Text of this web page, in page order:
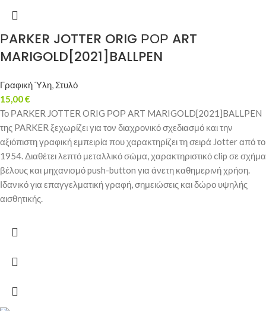
ΡARKER JOTTER ORIG ΡΟΡ ART
MARIGOLD[2021]BALLPEN
Γραφική Ύλη, Στυλό
15,00€
Το ΡARKER JOTTER ORIG ΡΟΡ ART MARIGOLD[2021]BALLPEN
της PARKER ξεχωρίζει για τον διαχρονικό σχεδιασμό και την
αξιόπιστη γραφική εμπειρία που χαρακτηρίζει τη σειρά Jotter από το
1954. Διαθέτει λεπτό μεταλλικό σώμα, χαρακτηριστικό clip σε σχήμα
βέλους και μηχανισμό push-button για άνετη καθημερινή χρήση.
Ιδανικό για επαγγελματική γραφή, σημειώσεις και δώρο υψηλής
αισθητικής.